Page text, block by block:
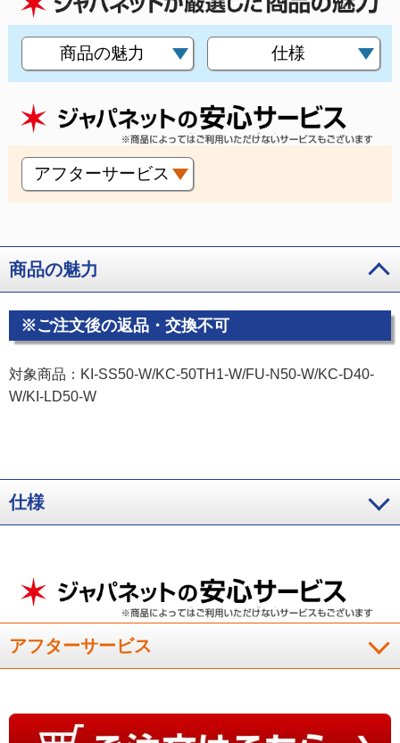
商品の魅力 仕様
アフターサービス
商品の魅力
※ご注文後の返品・交換不可
対象商品：KI-SS50-W/KC-50TH1-W/FU-N50-W/KC-D40-
W/KI-LD50-W
仕様
アフターサービス